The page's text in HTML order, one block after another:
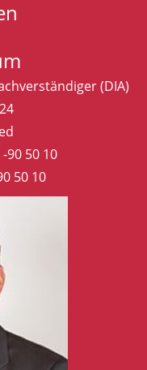
(DIA)
90 50 10
50 10